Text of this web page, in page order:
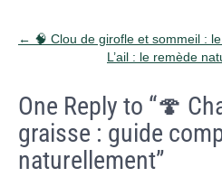
Post
navigation
← 🧠 Clou de girofle et sommeil :
L’ail : le remède
One Reply to “🍄
graisse : guide
naturellement”